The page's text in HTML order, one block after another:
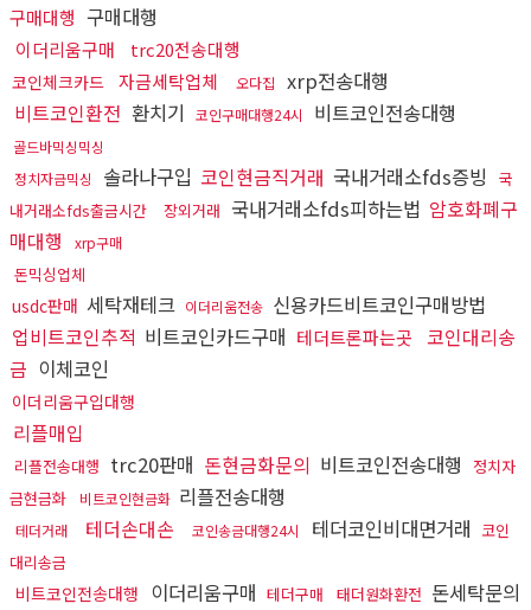
구매대행 구매대행
이더리움구매 trc20전송대행
코인체크카드 자금세탁업체 오다집
xrp전송대행
비트코인환전 환치기 코인구매대행24시 비트코인전송대행
골드바믹싱믹싱
정치자금믹싱
솔라나구입 코인현금직거래 국내거래소fds증빙
국
내거래소fds출금시간
장외거래 국내거래소fds피하는법 암호화폐구
매대행
xrp구매
돈믹싱업체
usdc판매 세탁재테크 이더리움전송 신용카드비트코인구매방법
업비트코인추적 비트코인카드구매 테더트론파는곳
코인대리송
금 이체코인
이더리움구입대행
리플매입
리플전송대행 trc20판매 돈현금화문의 비트코인전송대행
정치자
금현금화
비트코인현금화 리플전송대행
테더거래 테더손대손 코인송금대행24시 테더코인비대면거래 코인
대리송금
비트코인전송대행 이더리움구매 테더구매 태더원화환전 돈세탁문의